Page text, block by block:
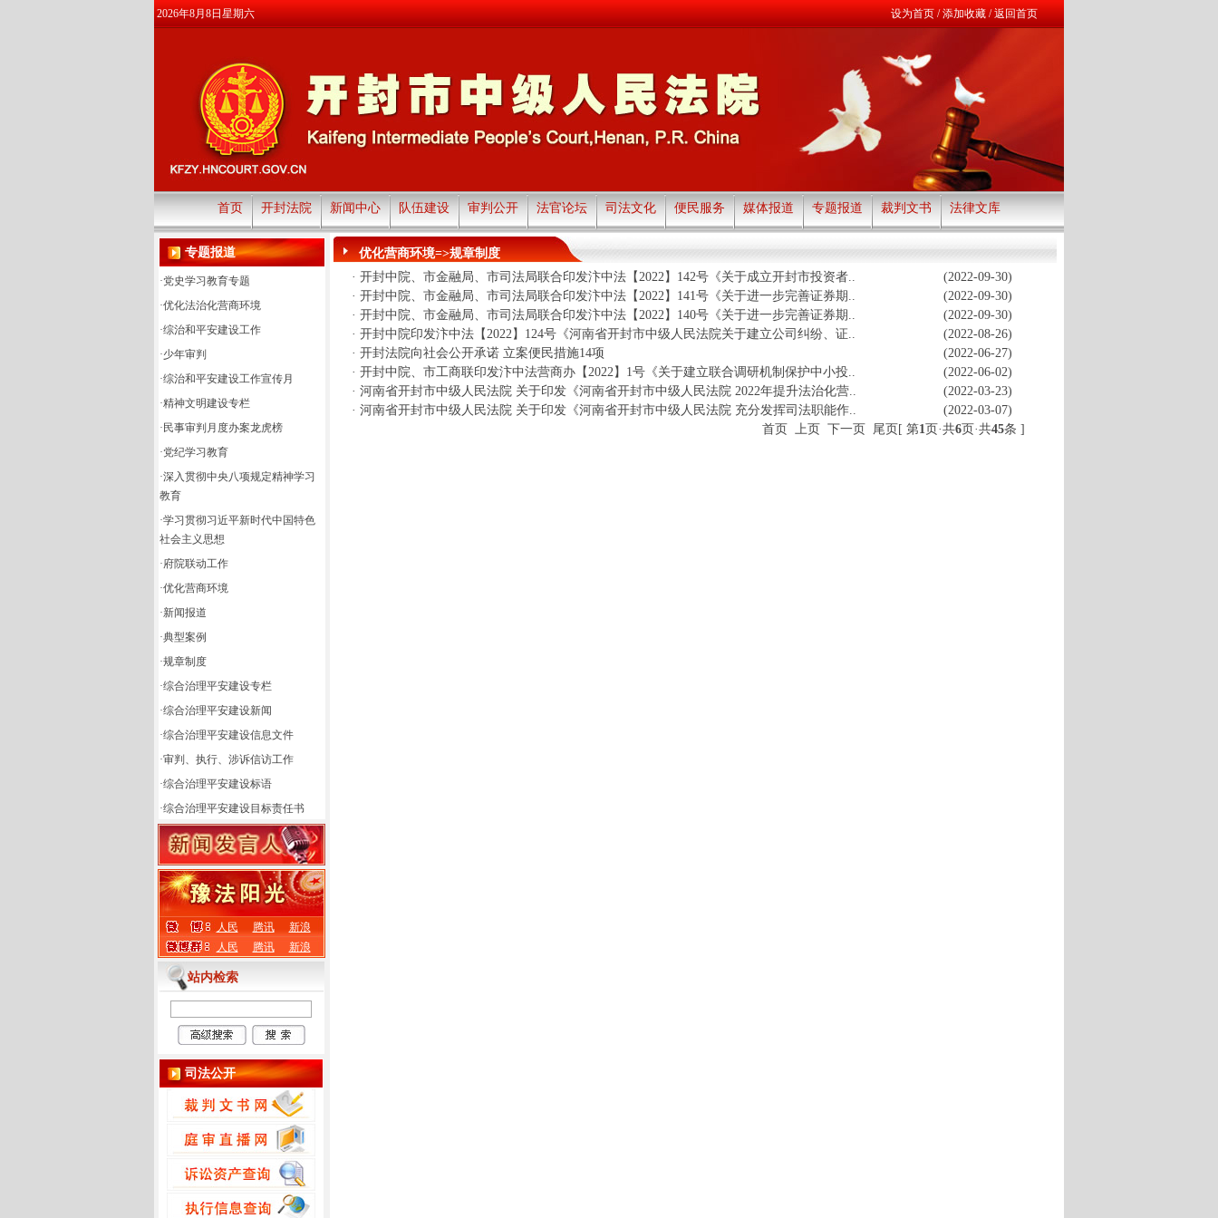
2026年8月8日星期六 设为首页/添加收藏/返回首页
首页 开封法院 新闻中心 队伍建设 审判公开 法官论坛 司法文化 便民服务 媒体报道 专题报道 裁判文书 法律文库
专题报道
·党史学习教育专题
·优化法治化营商环境
·综治和平安建设工作
·少年审判
·综治和平安建设工作宣传月
·精神文明建设专栏
· 民事审判月度办案龙虎榜
·党纪学习教育
·深入贯彻中央八项规定精神学习
教育
·学习贯彻习近平新时代中国特色
社会主义思想
·府院联动工作
·优化营商环境
·新闻报道
·典型案例
·规章制度
·综合治理平安建设专栏
·综合治理平安建设新闻
·综合治理平安建设信息文件
·审判、执行、涉诉信访工作
·综合治理平安建设标语
·综合治理平安建设目标责任书
人民 腾讯
新浪
人民
腾讯 新浪
站内检索
司法公开
优化营商环境=>规章制度
· 开封中院、市金融局、市司法局联合印发汴中法【2022】142号《关于成立开封市投资者..
(2022-09-30)
· 开封中院、市金融局、市司法局联合印发汴中法【2022】141号《关于进一步完善证券期..
(2022-09-30)
· 开封中院、市金融局、市司法局联合印发汴中法【2022】140号《关于进一步完善证券期..
(2022-09-30)
· 开封中院印发汴中法【2022】124号《河南省开封市中级人民法院关于建立公司纠纷、证..
(2022-08-26)
· 开封法院向社会公开承诺 立案便民措施14项
(2022-06-27)
· 开封中院、市工商联印发汴中法营商办【2022】1号《关于建立联合调研机制保护中小投..
(2022-06-02)
· 河南省开封市中级人民法院 关于印发《河南省开封市中级人民法院 2022年提升法治化营..
(2022-03-23)
· 河南省开封市中级人民法院 关于印发《河南省开封市中级人民法院 充分发挥司法职能作..
(2022-03-07)
首页 上页 下一页 尾页 [ 第1页·共6页·共45条 ]